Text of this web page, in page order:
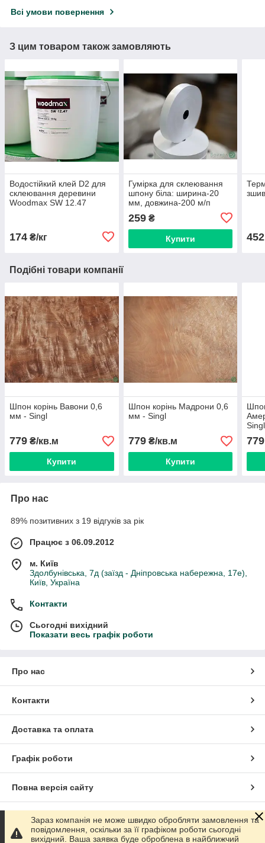
Всі умови повернення
З цим товаром також замовляють
Водостійкий клей D2 для
склеювання деревини
Woodmax SW 12.47
174 ₴/кг
Гумірка для склеювання
шпону біла: ширина-20
мм, довжина-200 м/п
259₴
Купити 452
Подібні товари компанії
Шпон корінь Вавони 0,6
мм - Singl
779 ₴/кв.м
Купити
Шпон корінь Мадрони 0,6
мм - Singl
779₴/кв.м
Купити
Singl
779
Про нас
89% позитивних з 19 відгуків за рік
Працює з 06.09.2012
м. Київ
Здолбунівська, 7д (заїзд - Дніпровська набережна, 17е),
Київ, Україна
Контакти
Сьогодні вихідний
Показати весь графік роботи
Про нас
Контакти
Доставка та оплата
Графік роботи
Повна версія сайту
Сайт створено на маркетплейсіProm.ua
Зараз компанія не може швидко обробляти замовлення та
повідомлення, оскільки за її графіком роботи сьогодні
вихідний. Ваша заявка буде оброблена в найближчий